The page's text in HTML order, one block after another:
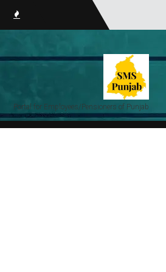
Portal for Employees/Pensioners of Punjab